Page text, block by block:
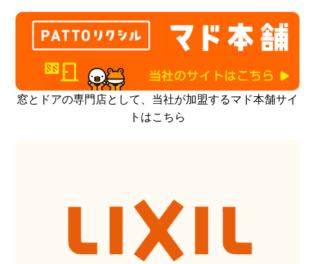
窓とドアの専門店として、当社が加盟するマド本舗サイ
トはこちら